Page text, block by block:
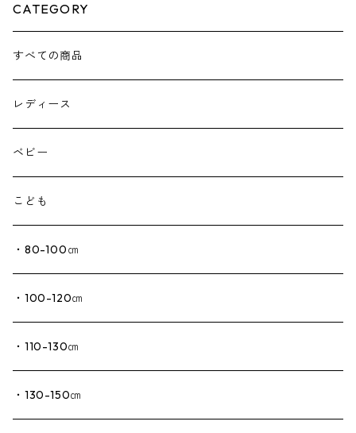
CATEGORY
すべての商品
レディース
ベビー
こども
・80-100㎝
・100-120㎝
・110-130㎝
・130-150㎝